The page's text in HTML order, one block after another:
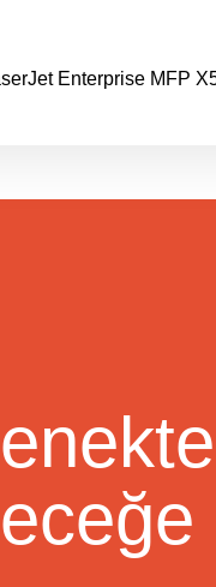
Enterprise MFP